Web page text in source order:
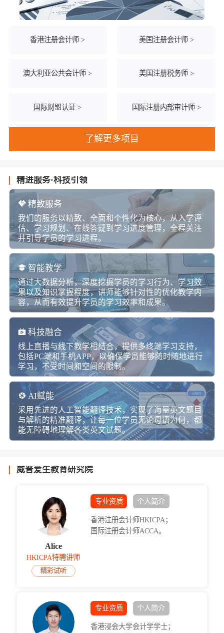
香港注册会计师 > 美国注册会计师 >
澳大利亚公共会计师 > 美国注册税务师 >
国际财盟认证 > 国际注册内部审计师 >
了解更多项目
精进服务·科技引领
精致服务
我们的服务以精致、全面和个性化为核心，从入学评
估、学习规划、在线答疑到学习进度管理，全程关注
并引导学员的学习进程。
智能教学
通过大数据分析，深度挖掘学员的学习行为、学习效
果以及知识掌握程度，讲师能够针对性的优化教学内
容，从而有效提升学员的学习效率和成果。
科技融合
线上直播与线下教学相结合，提供多终端学习支持，
包括PC端和手机APP，以确保学员能够随时随地进行
学习，不受时间和空间的限制。
AI赋能
采用先进的人工智能翻译技术，实现了海量英文题目
与解析的精准翻译，让每一位学员无论母语为何，都
能无障碍地理解各类英文试题。
威普爱生教育研究院
Alice
HKICPA特聘讲师
精彩试听
专业资质 个人简介
香港注册会计师HKICPA；
国际注册会计师ACCA。
专业资质 个人简介
香港浸会大学会计学学士；